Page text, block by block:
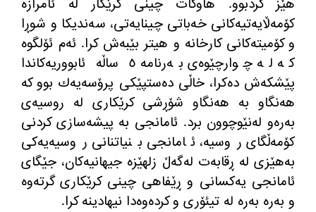
كۆمەڵایەتیەكانی خەباتی چینایەتی، سەندیكا و شوڕا
و كۆمیتەكانی كارخانە و هیتر بێبەش كرا. ئەم ئۆلگوە
كە لە چوارچێوەی بەرنامە ٥ ساڵە ئابووریەكاندا
پێشكەش دەكرا، خاڵی دەستپێكی پرۆسەیەك بوو كە
هەنگاو بە هەنگاو شۆڕشی كرێكاری لە روسیەی
بەرەو لەنێوچوون برد. ئامانجی بە پیشەسازی كردنی
كۆمەڵگای روسیە، ئامانجی بنیاتنانی روسیەیەكی
بەهێزی لە ڕقابەت لەگەڵ زلهێزە جیهانیەكان، جێگای
ئامانجی یەكسانی و ڕێفاهی چینی كرێكاری گرتەوە
و بەرە بەرە لە تیئۆری و كردەوەدا نیهادینە كرا.